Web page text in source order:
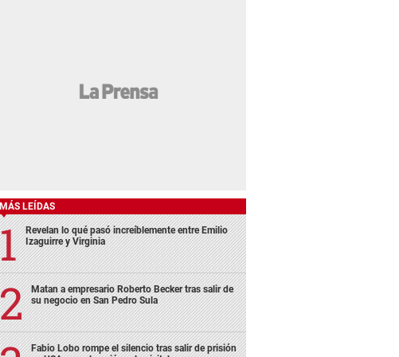
MÁS LEÍDAS
Revelan lo qué pasó increíblemente entre Emilio
Izaguirre y Virginia
Matan a empresario Roberto Becker tras salir de
su negocio en San Pedro Sula
Fabio Lobo rompe el silencio tras salir de prisión